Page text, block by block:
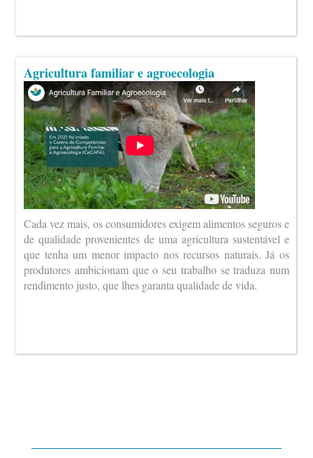
Agricultura familiar e agroecologia
Cada vez mais, os consumidores exigem alimentos seguros e
de qualidade provenientes de uma agricultura sustentável e
que tenha um menor impacto nos recursos naturais. Já os
produtores ambicionam que o seu trabalho se traduza num
rendimento justo, que lhes garanta qualidade de vida.